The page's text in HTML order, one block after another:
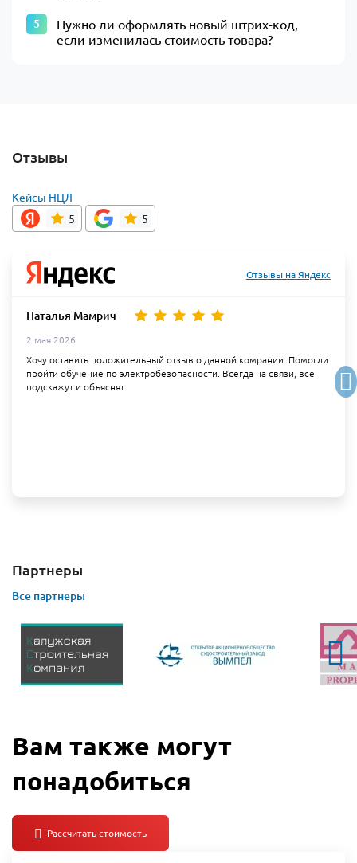
Нужно ли оформлять новый штрих-код,
если изменилась стоимость товара?
Отзывы
Кейсы НЦЛ
5
5
Отзывы на Яндекс
Наталья Мамрич
2 мая 2026
Хочу оставить положительный отзыв о данной комрании. Помогли
пройти обучение по электробезопасности. Всегда на связи, все
подскажут и объяснят
Партнеры
Все партнеры
Вам также могут
понадобиться
дополнительные документы: